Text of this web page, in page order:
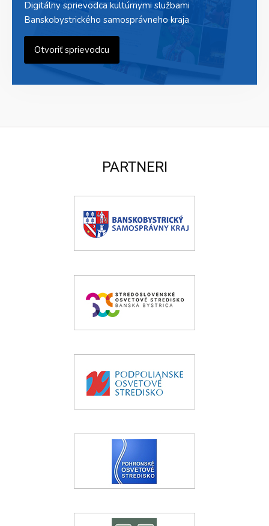
Digitálny sprievodca kultúrnymi službami
Banskobystrického samosprávneho kraja
Otvoriť sprievodcu
PARTNERI